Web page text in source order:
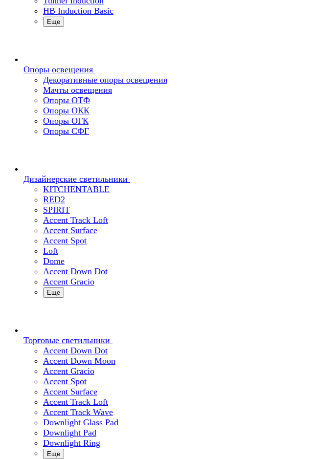
HB Induction Basic
Еще
Опоры освещения
Декоративные опоры освещения
Мачты освещения
Опоры ОТФ
Опоры ОКК
Опоры ОГК
Опоры СФГ
Дизайнерские светильники
KITCHENTABLE
RED2
SPIRIT
Accent Track Loft
Accent Surface
Accent Spot
Loft
Dome
Accent Down Dot
Accent Gracio
Еще
Торговые светильники
Accent Down Dot
Accent Down Moon
Accent Gracio
Accent Spot
Accent Surface
Accent Track Loft
Accent Track Wave
Downlight Glass Pad
Downlight Pad
Downlight Ring
Еще